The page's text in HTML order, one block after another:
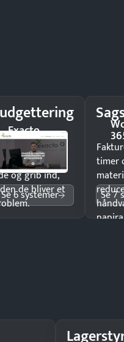
Exacto
i
og grib ind,
de bliver et
Se 6 systemer
timer
Se 7